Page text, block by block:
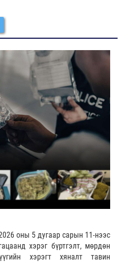
оны 5 дугаар сарын 11-нээс
хэрэг бүртгэлт, мөрдөн
хэрэгт хяналт тавин